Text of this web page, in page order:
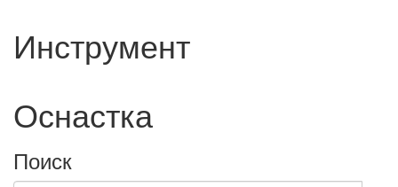
Инструмент
Оснастка
Поиск